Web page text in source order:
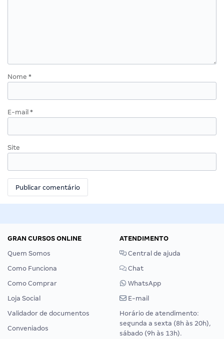
Nome *
E-mail *
Site
GRAN CURSOS ONLINE
Quem Somos
Como Funciona
Como Comprar
Loja Social
Validador de documentos
Conveniados
ATENDIMENTO
Central de ajuda
Chat
WhatsApp
E-mail
Horário de atendimento:
segunda a sexta (8h às 20h),
sábado (9h às 13h).